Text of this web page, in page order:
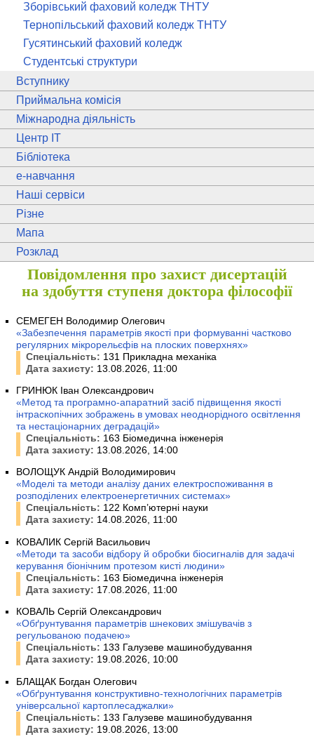
Зборівський фаховий коледж ТНТУ
Тернопільський фаховий коледж ТНТУ
Гусятинський фаховий коледж
Студентські структури
Вступнику
Приймальна комісія
Міжнародна діяльність
Центр ІТ
Бібліотека
e-навчання
Наші сервіси
Різне
Мапа
Розклад
Повідомлення про захист дисертацій
на здобуття ступеня доктора філософії
СЕМЕГЕН Володимир Олегович
«Забезпечення параметрів якості при формуванні частково
регулярних мікрорельєфів на плоских поверхнях»
Спеціальність: 131 Прикладна механіка
Дата захисту: 13.08.2026, 11:00
ГРИНЮК Іван Олександрович
«Метод та програмно-апаратний засіб підвищення якості
інтраскопічних зображень в умовах неоднорідного освітлення
та нестаціонарних деградацій»
Спеціальність: 163 Біомедична інженерія
Дата захисту: 13.08.2026, 14:00
ВОЛОЩУК Андрій Володимирович
«Моделі та методи аналізу даних електроспоживання в
розподілених електроенергетичних системах»
Спеціальність: 122 Комп’ютерні науки
Дата захисту: 14.08.2026, 11:00
КОВАЛИК Сергій Васильович
«Методи та засоби відбору й обробки біосигналів для задачі
керування біонічним протезом кисті людини»
Спеціальність: 163 Біомедична інженерія
Дата захисту: 17.08.2026, 11:00
КОВАЛЬ Сергій Олександрович
«Обґрунтування параметрів шнекових змішувачів з
регульованою подачею»
Спеціальність: 133 Галузеве машинобудування
Дата захисту: 19.08.2026, 10:00
БЛАЩАК Богдан Олегович
«Обґрунтування конструктивно-технологічних параметрів
універсальної картоплесаджалки»
Спеціальність: 133 Галузеве машинобудування
Дата захисту: 19.08.2026, 13:00